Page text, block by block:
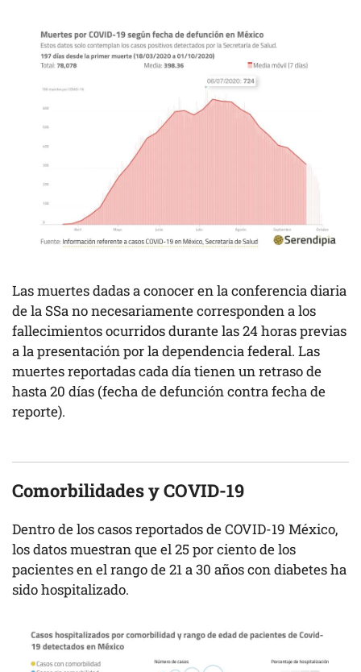
Las muertes dadas a conocer en la conferencia diaria
de la SSa no necesariamente corresponden a los
fallecimientos ocurridos durante las 24 horas previas
a la presentación por la dependencia federal. Las
muertes reportadas cada día tienen un retraso de
hasta 20 días (fecha de defunción contra fecha de
reporte).
Comorbilidades y COVID-19
Dentro de los casos reportados de COVID-19 México,
los datos muestran que el 25 por ciento de los
pacientes en el rango de 21 a 30 años con diabetes ha
sido hospitalizado.